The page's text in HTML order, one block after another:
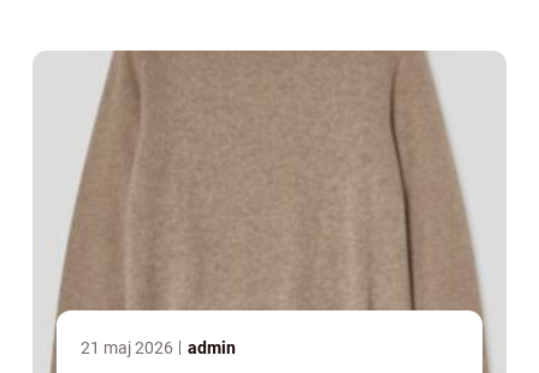
21 maj 2026 admin